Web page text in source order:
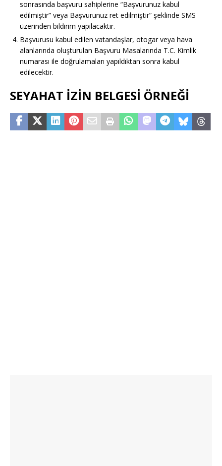
sonrasında başvuru sahiplerine “Başvurunuz kabul
edilmiştir” veya Başvurunuz ret edilmiştir” şeklinde SMS
üzerinden bildirim yapılacaktır.
Başvurusu kabul edilen vatandaşlar, otogar veya hava
alanlarında oluşturulan Başvuru Masalarında T.C. Kimlik
numarası ile doğrulamaları yapıldıktan sonra kabul
edilecektir.
SEYAHAT İZİN BELGESİ ÖRNEĞİ